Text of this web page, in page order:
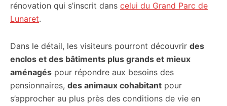
rénovation qui s’inscrit dans celui du Grand Parc de
Lunaret.
Dans le détail, les visiteurs pourront découvrir des
enclos et des bâtiments plus grands et mieux
aménagés pour répondre aux besoins des
pensionnaires, des animaux cohabitant pour
s’approcher au plus près des conditions de vie en